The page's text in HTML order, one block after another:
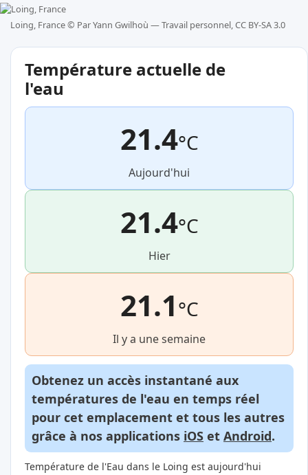
Loing, France © Par Yann Gwilhoù — Travail personnel, CC BY-SA 3.0
Température actuelle de
l'eau
21.4°C
Aujourd'hui
21.4°C
Hier
21.1°C
Il y a une semaine
Obtenez un accès instantané aux
températures de l'eau en temps réel
pour cet emplacement et tous les autres
grâce à nos applications iOS et Android.
Température de l'Eau dans le Loing est aujourd'hui